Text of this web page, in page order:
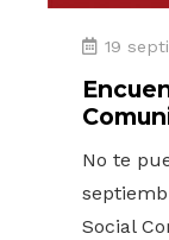
19
No te
Social